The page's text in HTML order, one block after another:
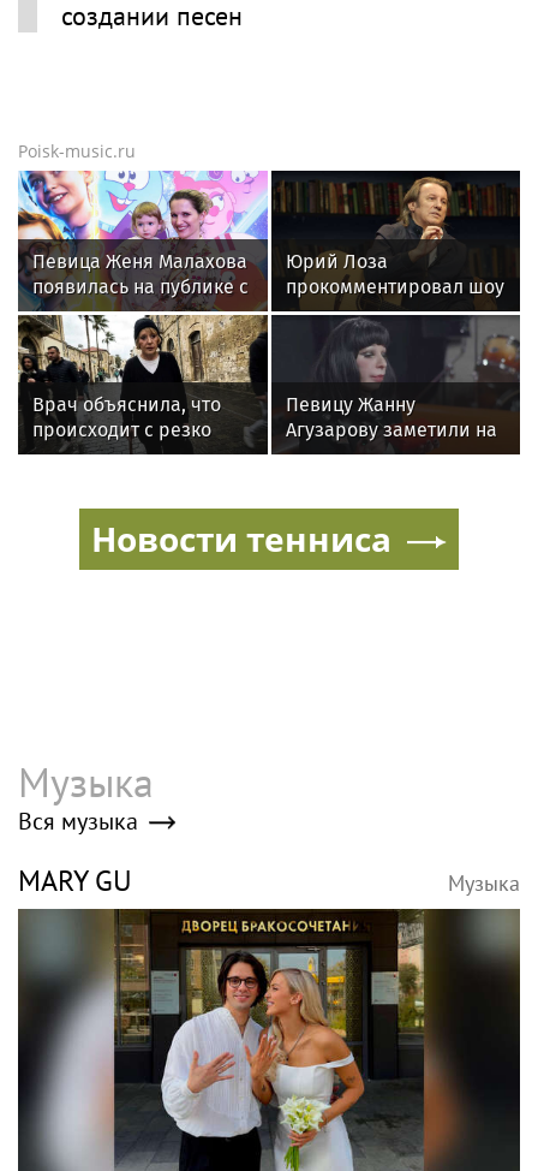
создании песен
Poisk-music.ru
Певица Женя Малахова
появилась на публике с
дочерью
Юрий Лоза
прокомментировал шоу
Димы Билана словами
«понты дороже денег»
Врач объяснила, что
происходит с резко
похудевшей Пугачёвой:
Певицу Жанну
Агузарову заметили на
отдыхе в загородном
другом
Новости тенниса
Музыка
Вся музыка
MARY GU Музыка